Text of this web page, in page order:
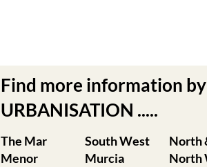
Find more information
URBANISATION .....
The Mar
Menor
South West
Murcia
North
North